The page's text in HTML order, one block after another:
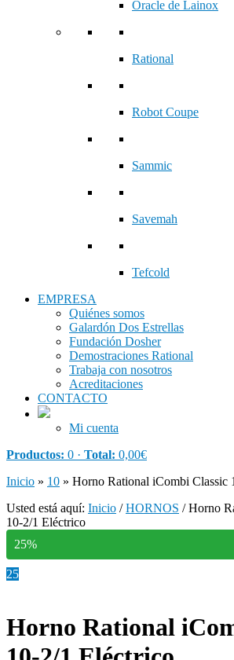
Oracle de Lainox
Rational
Robot Coupe
Sammic
Savemah
Tefcold
EMPRESA
Quiénes somos
Galardón Dos Estrellas
Fundación Dosher
Demostraciones Rational
Trabaja con nosotros
Acreditaciones
CONTACTO
Mi cuenta
Productos: 0 · Total: 0,00€
Inicio » 10 » Horno Rational iCombi Classic
Usted está aquí: Inicio / HORNOS /Horno
10-2/1 Eléctrico
25%
25
Horno Rational